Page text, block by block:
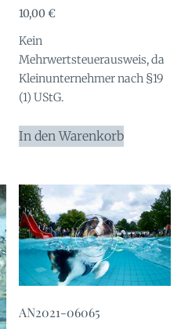
10,00€
Kein
Mehrwertsteuerausweis, da
Kleinunternehmer nach §19
(1) UStG.
In den Warenkorb
AN2021-06065